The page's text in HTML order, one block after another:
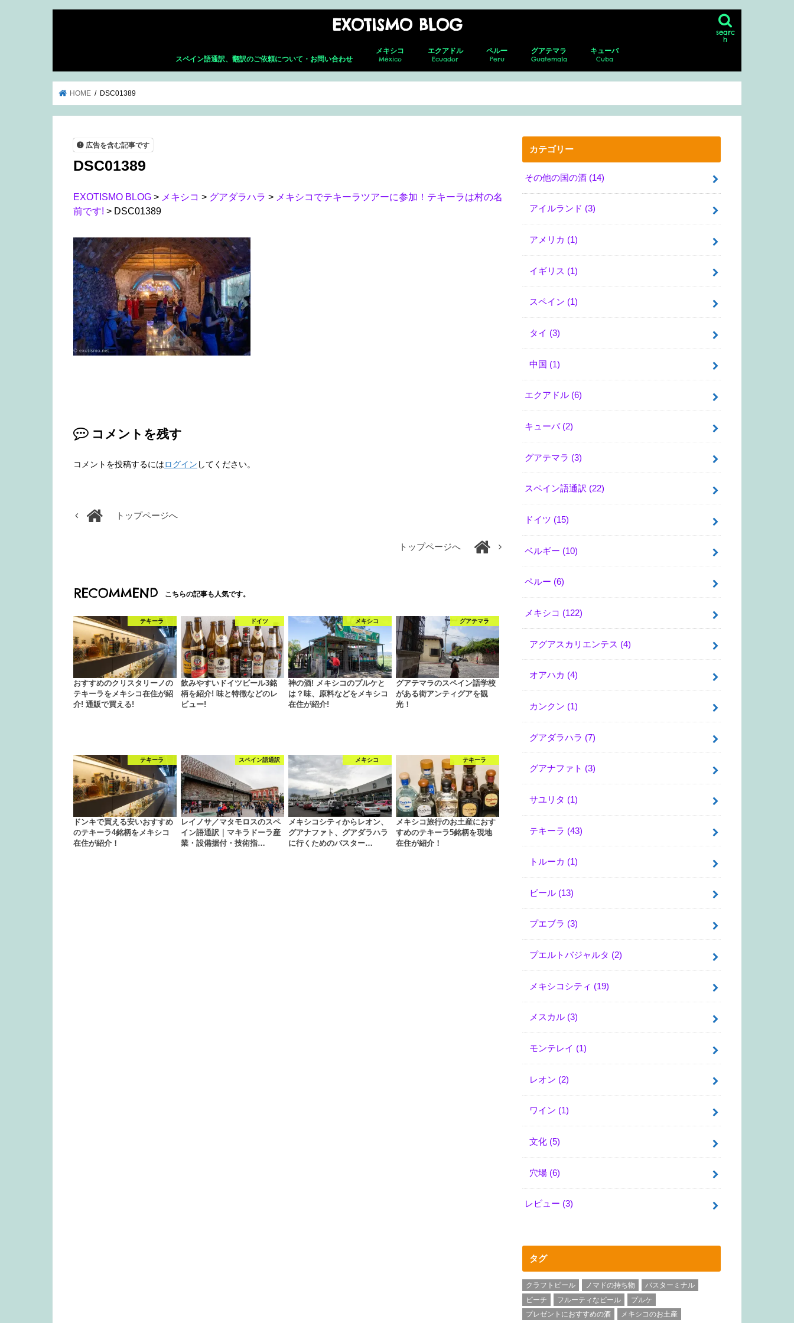
EXOTISMO BLOG
searc
h
スペイン語通訳、翻訳のご依頼について・お問い合わせ
メキシコ
México
メキシコシティ メキシコシティの博物館、美術館
ネバド・デ ・トルーカ
テオティワカン
トゥーラ
チャウトラ
ホタルの森
サン・アンドレス・チョルラ
アグアスカリエンテス フェリア・サンマルコス
ホセ・グアダルーペ・ポサダ美術館
セロ・デル・ムエルト
グアダラハラ グアダラハラ動物園
プエルト・バジャルタ
グアナファト グアナファトの博物館
レオン
メキシコ就労ビザ取得の全貌｜転職し
エクアドル
Ecuador
キト(新市街)
キト(旧市街)
コトパクシ
チンボラソ
オタバロ&周辺
ペルー
Peru
リマ
クスコ
サクサイワマン
ヴィニクンカ
プーノ
アレキパ
グアテマラ
Guatemala
アンティグア
アンティグアにあるスペイン語学校に
パカジャ火山
キューバ
Cuba
ハバナ
ピニャーレス渓谷へのツアー
HOME DSC01389
広告を含む記事です
DSC01389
EXOTISMO BLOG > メキシコ > グアダラハラ > メキシコでテキーラツアーに参加！テキーラは村の名
前です! > DSC01389
コメントを残す
コメントを投稿するにはログイン してください。
トップページへ
トップページへ
RECOMMEND こちらの記事も人気です。
テキーラ
おすすめのクリスタリーノの
テキーラをメキシコ在住が紹
介! 通販で買える!
ドイツ
飲みやすいドイツビール3銘
柄を紹介! 味と特徴などのレ
ビュー!
メキシコ
神の酒! メキシコのプルケと
は？味、原料などをメキシコ
在住が紹介!
グアテマラ
グアテマラのスペイン語学校
がある街アンティグアを観
光！
テキーラ
ドンキで買える安いおすすめ
のテキーラ4銘柄をメキシコ
在住が紹介！
スペイン語通訳
レイノサ／マタモロスのスペ
イン語通訳｜マキラドーラ産
業・設備据付・技術指…
メキシコ
メキシコシティからレオン、
グアナファト、グアダラハラ
に行くためのバスター…
テキーラ
メキシコ旅行のお土産におす
すめのテキーラ5銘柄を現地
在住が紹介！
カテゴリー
その他の国の酒 (14)
アイルランド (3)
アメリカ (1)
イギリス (1)
スペイン (1)
タイ (3)
中国 (1)
エクアドル (6)
キューバ (2)
グアテマラ (3)
スペイン語通訳 (22)
ドイツ (15)
ベルギー (10)
ペルー (6)
メキシコ (122)
アグアスカリエンテス (4)
オアハカ (4)
カンクン (1)
グアダラハラ (7)
グアナファト (3)
サユリタ (1)
テキーラ (43)
トルーカ (1)
ビール (13)
プエブラ (3)
プエルトバジャルタ (2)
メキシコシティ (19)
メスカル (3)
モンテレイ (1)
レオン (2)
ワイン (1)
文化 (5)
穴場 (6)
レビュー (3)
タグ
クラフトビール ノマドの持ち物
バスターミナル
ビーチ
フルーティなビール
プルケ
プレゼントにおすすめの酒
メキシコのお土産